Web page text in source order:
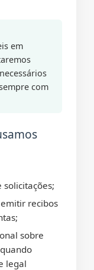
em
com
solicitações;
recibos
sobre
legal